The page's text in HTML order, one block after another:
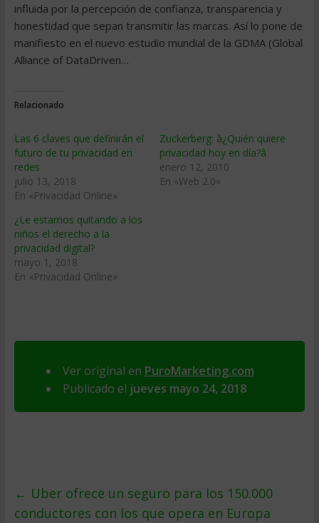
influida por la percepción de confianza, transparencia y
honestidad que sepan transmitir las marcas. Así lo pone de
manifiesto en el nuevo estudio mundial de la GDMA (Global
Alliance of DataDriven…
Relacionado
Las 6 claves que definirán el
futuro de tu privacidad en
redes
julio 13, 2018
En «Privacidad Online»
Zuckerberg: â¿Quién quiere
privacidad hoy en día?â
enero 12, 2010
En «Web 2.0»
¿Le estamos quitando a los
niños el derecho a la
privacidad digital?
mayo 1, 2018
En «Privacidad Online»
Ver original en PuroMarketing.com
Publicado el jueves mayo 24, 2018
← Uber ofrece un seguro para los 150.000
conductores con los que opera en Europa